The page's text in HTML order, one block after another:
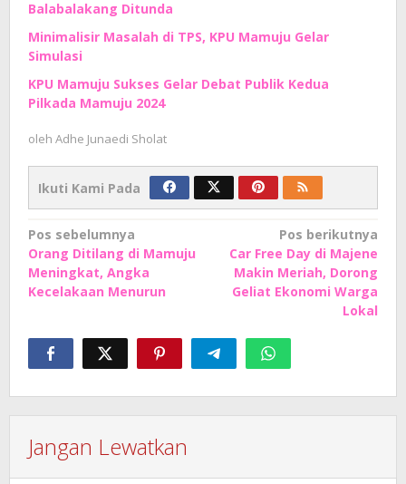
Balabalakang Ditunda
Minimalisir Masalah di TPS, KPU Mamuju Gelar
Simulasi
KPU Mamuju Sukses Gelar Debat Publik Kedua
Pilkada Mamuju 2024
oleh Adhe Junaedi Sholat
Ikuti Kami Pada
Navigasi
pos
Pos sebelumnya
Orang Ditilang di Mamuju
Meningkat, Angka
Kecelakaan Menurun
Pos berikutnya
Car Free Day di Majene
Makin Meriah, Dorong
Geliat Ekonomi Warga
Lokal
Jangan Lewatkan